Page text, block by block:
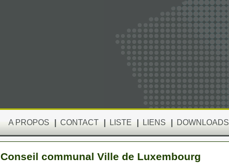
A PROPOS CONTACT LISTE LIENS DOWNLOADS
Conseil communal Ville de Luxembourg